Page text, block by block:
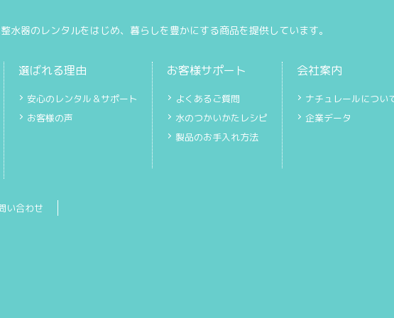
水器のレンタルをはじめ、暮らしを豊かにする商品を提供しています。
選ばれる理由
安心のレンタル＆サポート
お客様の声
お客様サポート
よくあるご質問
水のつかいかたレシピ
製品のお手入れ方法
会社案内
ナチュレールについ
企業データ
い合わせ